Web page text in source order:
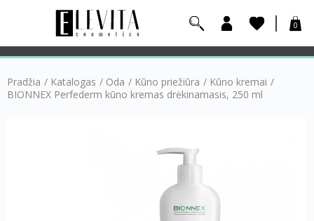
0
Pradžia / Katalogas / Oda / Kūno priežiūra / Kūno kremai /
BIONNEX Perfederm kūno kremas drėkinamasis, 250 ml